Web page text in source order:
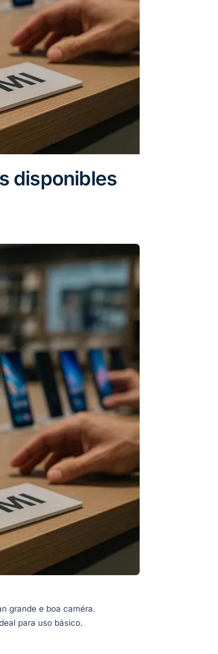
disponibles
grande e boa caméra.
para uso básico.